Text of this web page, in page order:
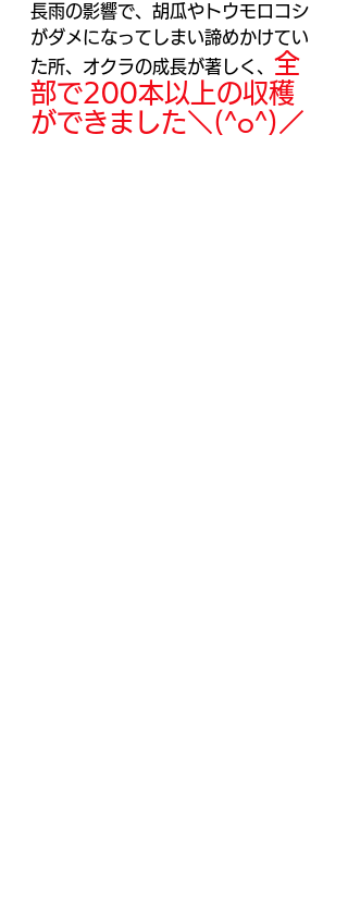
長雨の影響で、胡瓜やトウモロコシ
がダメになってしまい諦めかけてい
た所、オクラの成長が著しく、 全
部で200本以上の収穫
ができました＼(^o^)／